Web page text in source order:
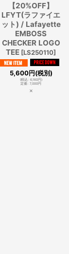
【20%OFF】
LFYT(ラファイエ
ット) / Lafayette
EMBOSS
CHECKER LOGO
TEE [LS250110]
5,600円(税別)
(税込: 6,160円)
定価: 7,000円
×